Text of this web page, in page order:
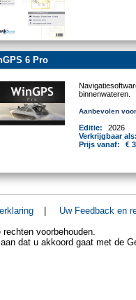
6 Pro
binnenwateren.
Aanbevolen
Editie:
2026
Verkrijgbaar
Prijs vanaf:
€
Uw Feedback en
voorbehouden.
dat u akkoord gaat met de